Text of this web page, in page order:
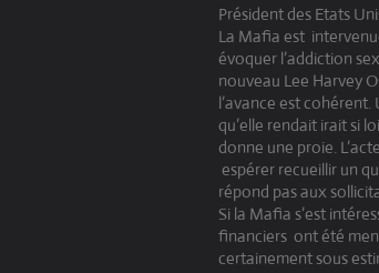
Président des Etats
La Mafia est
évoquer l’addiction
nouveau Lee Harvey
l’avance est
qu’elle rendait irait si
donne une proie.
espérer recueillir un
répond pas aux
Si la Mafia s’est
financiers ont été
certainement sous